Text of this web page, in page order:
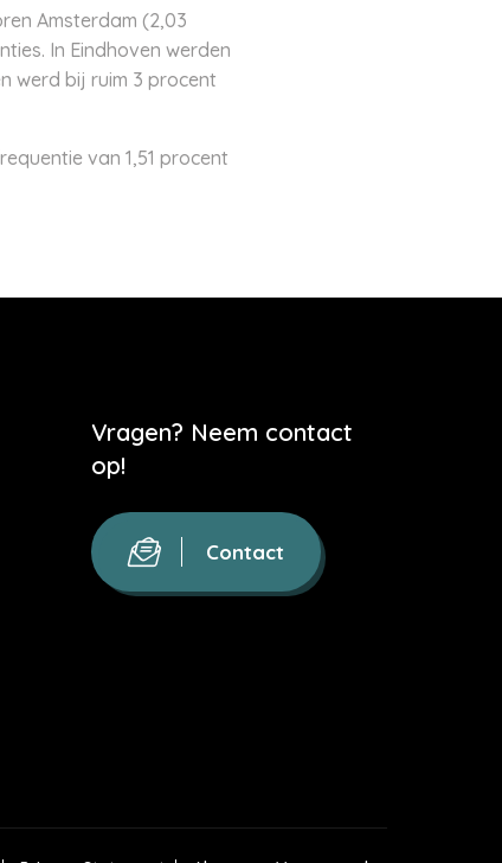
Amsterdam (2,03
In Eindhoven werden
werd bij ruim 3 procent
van 1,51 procent
Vragen? Neem contact
op!
Contact